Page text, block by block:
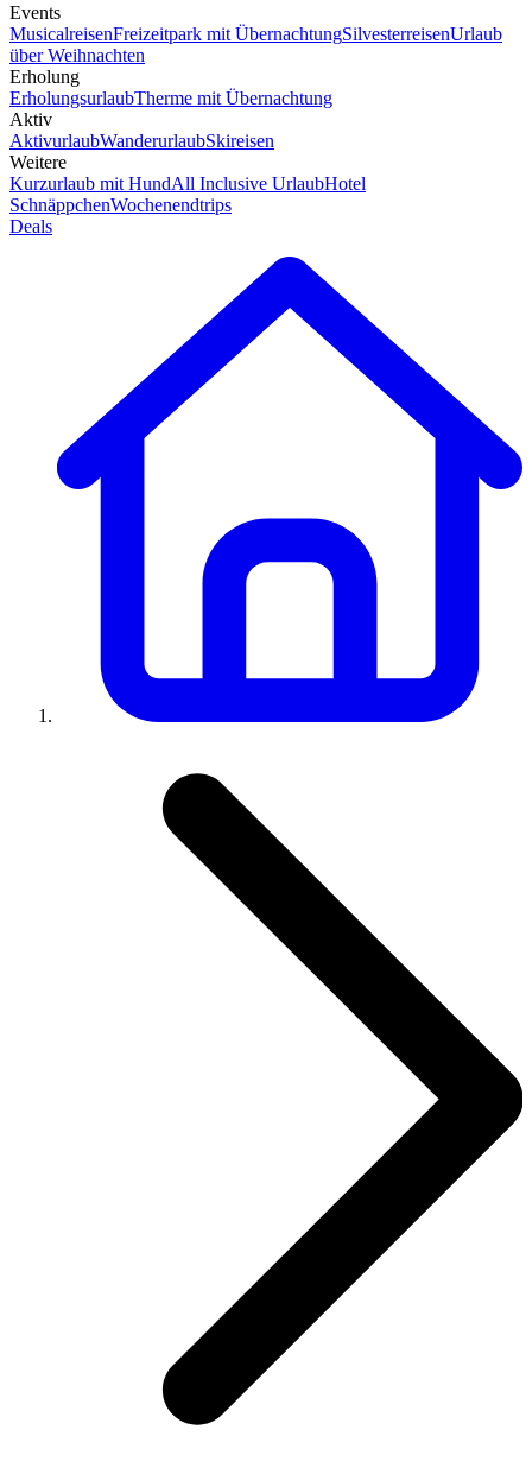
Events
MusicalreisenFreizeitpark mit ÜbernachtungSilvesterreisenUrlaub
über Weihnachten
Erholung
ErholungsurlaubTherme mit Übernachtung
Aktiv
AktivurlaubWanderurlaubSkireisen
Weitere
Kurzurlaub mit HundAll Inclusive UrlaubHotel
SchnäppchenWochenendtrips
Deals